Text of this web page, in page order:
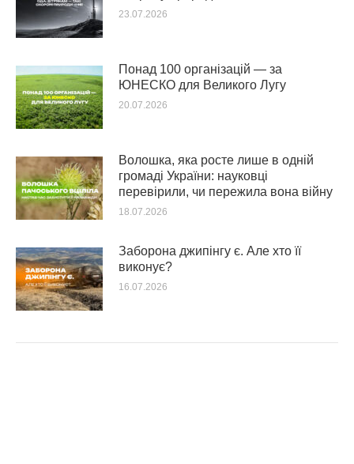
23.07.2026
Понад 100 організацій — за
ЮНЕСКО для Великого Лугу
20.07.2026
Волошка, яка росте лише в одній
громаді України: науковці
перевірили, чи пережила вона війну
18.07.2026
Заборона джипінгу є. Але хто її
виконує?
16.07.2026